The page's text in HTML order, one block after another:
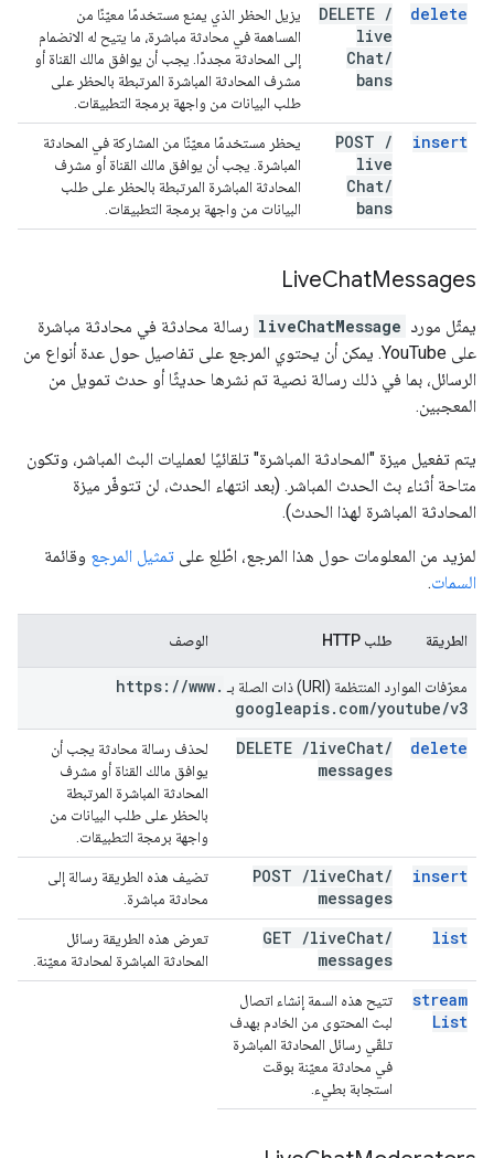
delete
DELETE /
live
Chat/
bans
يزيل الحظر الذي يمنع مستخدمًا معيّنًا من
المساهمة في محادثة مباشرة، ما يتيح له الانضمام
إلى المحادثة مجددًا. يجب أن يوافق مالك القناة أو
مشرف المحادثة المباشرة المرتبطة بالحظر على
طلب البيانات من واجهة برمجة التطبيقات.
insert
POST /
live
Chat/
bans
يحظر مستخدمًا معيّنًا من المشاركة في المحادثة
المباشرة. يجب أن يوافق مالك القناة أو مشرف
المحادثة المباشرة المرتبطة بالحظر على طلب
البيانات من واجهة برمجة التطبيقات.
LiveChatMessages
يمثّل مورد liveChatMessage رسالة محادثة في محادثة مباشرة
على YouTube. يمكن أن يحتوي المرجع على تفاصيل حول عدة أنواع من
الرسائل، بما في ذلك رسالة نصية تم نشرها حديثًا أو حدث تمويل من
المعجبين.
يتم تفعيل ميزة "المحادثة المباشرة" تلقائيًا لعمليات البث المباشر، وتكون
متاحة أثناء بث الحدث المباشر. (بعد انتهاء الحدث، لن تتوفّر ميزة
المحادثة المباشرة لهذا الحدث).
لمزيد من المعلومات حول هذا المرجع، اطّلِع على تمثيل المرجع وقائمة
السمات.
الطريقة طلب HTTP الوصف
معرّفات الموارد المنتظمة (URI) ذات الصلة بـ https: //www.
googleapis. com/youtube/v3
delete
DELETE /liveChat/
messages
لحذف رسالة محادثة يجب أن
يوافق مالك القناة أو مشرف
المحادثة المباشرة المرتبطة
بالحظر على طلب البيانات من
واجهة برمجة التطبيقات.
insert
POST /liveChat/
messages
تضيف هذه الطريقة رسالة إلى
محادثة مباشرة.
list
GET /liveChat/
messages
تعرض هذه الطريقة رسائل
المحادثة المباشرة لمحادثة معيّنة.
stream
List
تتيح هذه السمة إنشاء اتصال
لبث المحتوى من الخادم بهدف
تلقّي رسائل المحادثة المباشرة
في محادثة معيّنة بوقت
استجابة بطيء.